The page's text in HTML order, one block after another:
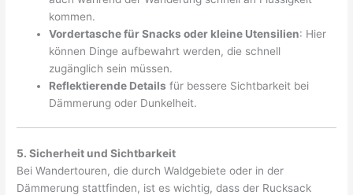
kommen.
Vordertasche für Snacks oder kleine Utensilien: Hier
können Dinge aufbewahrt werden, die schnell
zugänglich sein müssen.
Reflektierende Details für bessere Sichtbarkeit bei
Dämmerung oder Dunkelheit.
5. Sicherheit und Sichtbarkeit
Bei Wandertouren, die durch Waldgebiete oder in der
Dämmerung stattfinden, ist es wichtig, dass der Rucksack